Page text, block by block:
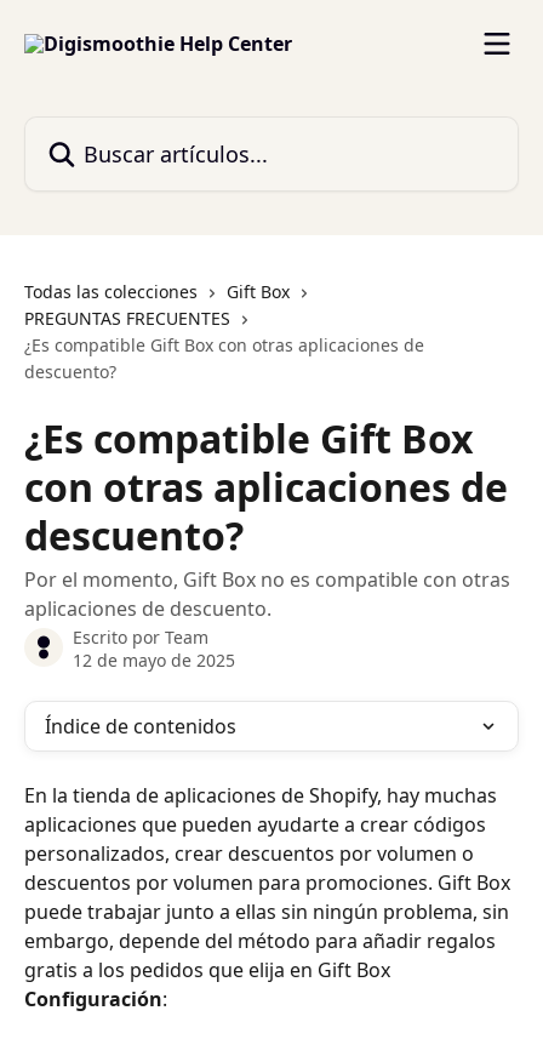
Todas las colecciones
Gift Box
PREGUNTAS FRECUENTES
¿Es compatible Gift Box con otras aplicaciones de
descuento?
¿Es compatible Gift Box
con otras aplicaciones de
descuento?
Por el momento, Gift Box no es compatible con otras
aplicaciones de descuento.
Escrito por Team
12 de mayo de 2025
Índice de contenidos
En la tienda de aplicaciones de Shopify, hay muchas
aplicaciones que pueden ayudarte a crear códigos
personalizados, crear descuentos por volumen o
descuentos por volumen para promociones. Gift Box
puede trabajar junto a ellas sin ningún problema, sin
embargo, depende del método para añadir regalos
gratis a los pedidos que elija en Gift Box
Configuración: